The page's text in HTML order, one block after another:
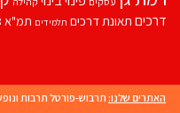
דרכים תאונת דרכים תלמידים תמ"א 38
האתרים שלנו: תרבוש-פורטל תרבות